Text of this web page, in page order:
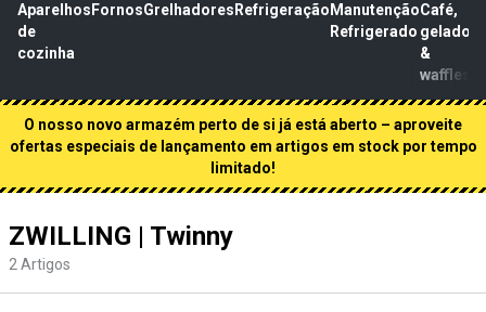
Aparelhos
de
cozinha
FornosGrelhadores Refrigeração Manutenção
Refrigerado
Café,
gelados
&
waffles
O nosso novo armazém perto de si já está aberto – aproveite
ofertas especiais de lançamento em artigos em stock por tempo
limitado!
ZWILLING | Twinny
2 Artigos